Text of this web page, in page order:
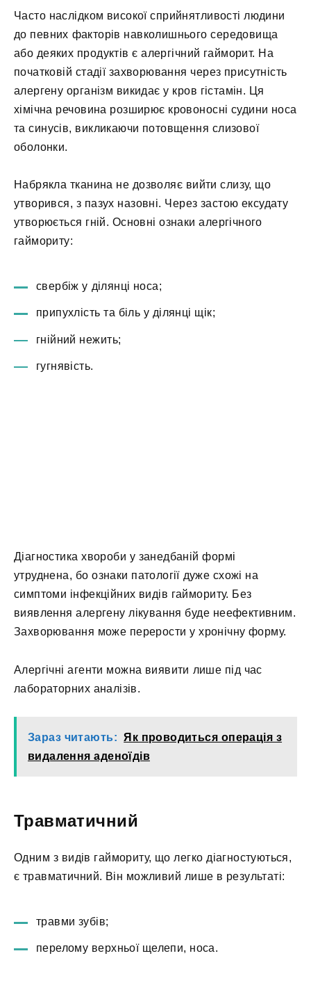
Часто наслідком високої сприйнятливості людини
до певних факторів навколишнього середовища
або деяких продуктів є алергічний гайморит. На
початковій стадії захворювання через присутність
алергену організм викидає у кров гістамін. Ця
хімічна речовина розширює кровоносні судини носа
та синусів, викликаючи потовщення слизової
оболонки.
Набрякла тканина не дозволяє вийти слизу, що
утворився, з пазух назовні. Через застою ексудату
утворюється гній. Основні ознаки алергічного
гаймориту:
свербіж у ділянці носа;
припухлість та біль у ділянці щік;
гнійний нежить;
гугнявість.
Діагностика хвороби у занедбаній формі
утруднена, бо ознаки патології дуже схожі на
симптоми інфекційних видів гаймориту. Без
виявлення алергену лікування буде неефективним.
Захворювання може перерости у хронічну форму.
Алергічні агенти можна виявити лише під час
лабораторних аналізів.
Зараз читають: Як проводиться операція з
видалення аденоїдів
Травматичний
Одним з видів гаймориту, що легко діагностуються,
є травматичний. Він можливий лише в результаті:
травми зубів;
перелому верхньої щелепи, носа.